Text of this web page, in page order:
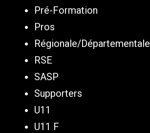
Pré-Formation
Pros
Régionale/Départementale
RSE
SASP
Supporters
U11
U11 F